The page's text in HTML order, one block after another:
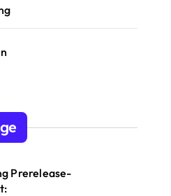
Prerelease-